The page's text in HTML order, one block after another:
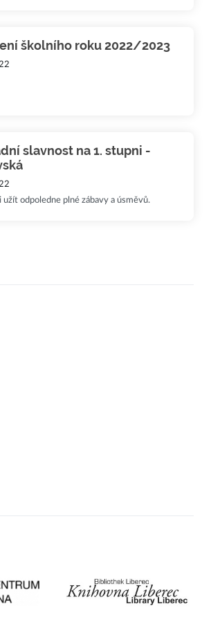
školního roku 2022/2023
slavnost na 1. stupni -
užít odpoledne plné zábavy a úsměvů.